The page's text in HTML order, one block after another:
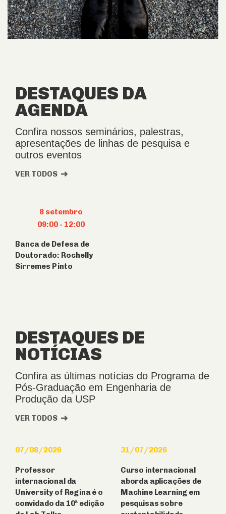
DESTAQUES DA
AGENDA
Confira nossos seminários, palestras,
apresentações de linhas de pesquisa e
outros eventos
VER TODOS
8 setembro
09:00- 12:00
Banca de Defesa de
Doutorado: Rochelly
Sirremes Pinto
DESTAQUES DE
NOTÍCIAS
Confira as últimas notícias do Programa de
Pós-Graduação em Engenharia de
Produção da USP
VER TODOS
07/08/2026
Professor
internacional da
University of Regina é o
convidado da 10ª edição
31/07/2026
Curso internacional
aborda aplicações de
Machine Learning em
pesquisas sobre